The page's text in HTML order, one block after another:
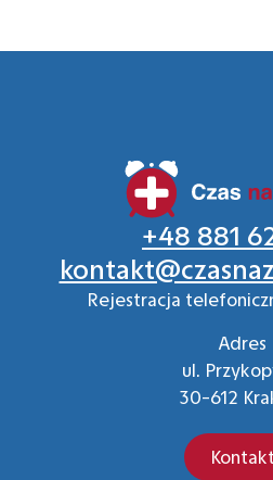
+48 881
Rejestracja
Adres
ul.
30-612
Kontakt